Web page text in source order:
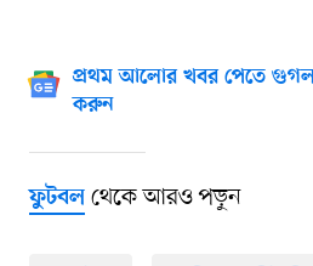
প্রথম আলোর খবর পেতে
করুন
ফুটবলথেকে আরও পড়ুন